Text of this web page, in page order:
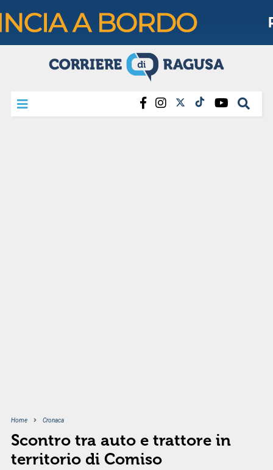
Home Cronaca
Scontro tra auto e trattore in
territorio di Comiso